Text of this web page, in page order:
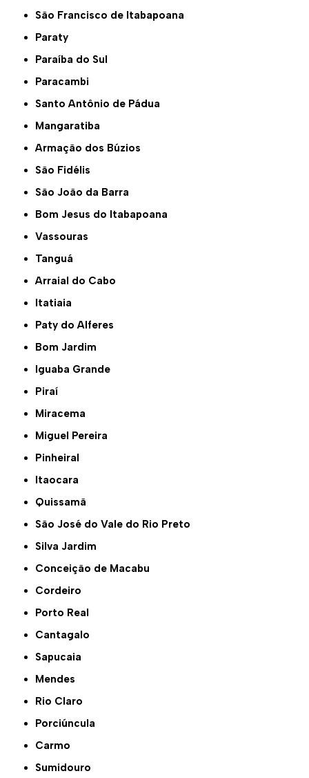
São Francisco de Itabapoana
Paraty
Paraíba do Sul
Paracambi
Santo Antônio de Pádua
Mangaratiba
Armação dos Búzios
São Fidélis
São João da Barra
Bom Jesus do Itabapoana
Vassouras
Tanguá
Arraial do Cabo
Itatiaia
Paty do Alferes
Bom Jardim
Iguaba Grande
Piraí
Miracema
Miguel Pereira
Pinheiral
Itaocara
Quissamã
São José do Vale do Rio Preto
Silva Jardim
Conceição de Macabu
Cordeiro
Porto Real
Cantagalo
Sapucaia
Mendes
Rio Claro
Porciúncula
Carmo
Sumidouro